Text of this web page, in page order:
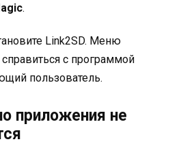
.
Link2SD. Меню
с программой
пользователь.
приложения не